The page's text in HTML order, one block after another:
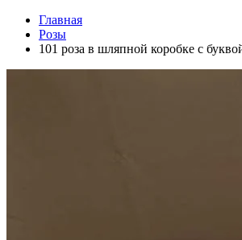
Главная
Розы
101 роза в шляпной коробке с